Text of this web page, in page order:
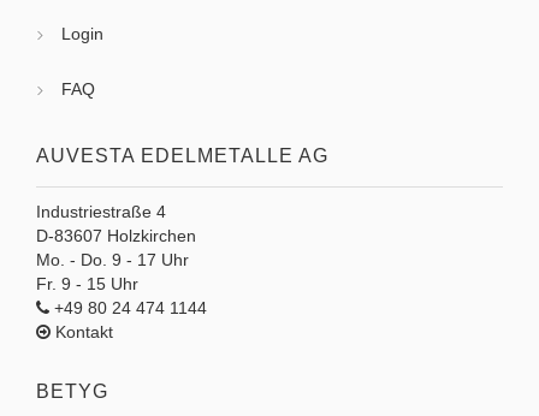
Login
FAQ
AUVESTA EDELMETALLE AG
Industriestraße 4
D-83607 Holzkirchen
Mo. - Do. 9 - 17 Uhr
Fr. 9 - 15 Uhr
+49 80 24 474 1144
Kontakt
BETYG